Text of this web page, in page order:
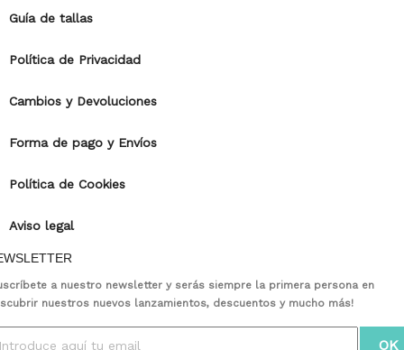
Guía de tallas
Política de Privacidad
Cambios y Devoluciones
Forma de pago y Envíos
Política de Cookies
Aviso legal
a nuestro newsletter y serás siempre la primera persona en
nuestros nuevos lanzamientos, descuentos y mucho más!